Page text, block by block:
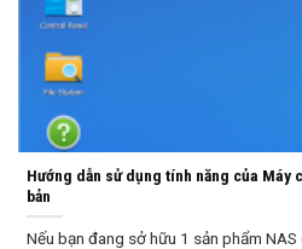
Hướng dẫn sử dụng tính năng của Máy
bản
Nếu bạn đang sở hữu 1 sản phẩm